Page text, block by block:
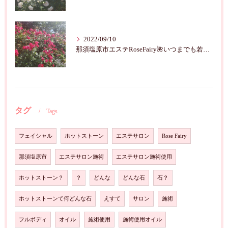
2022/09/10
那須塩原市エステRoseFairy🌺いつまでも若々しく綺麗に💝
タグ Tags
フェイシャル ホットストーン エステサロン Rose Fairy
那須塩原市 エステサロン施術 エステサロン施術使用
ホットストーン？ ？ どんな どんな石 石？
ホットストーンて何どんな石 えすて サロン 施術
フルボディ オイル 施術使用 施術使用オイル